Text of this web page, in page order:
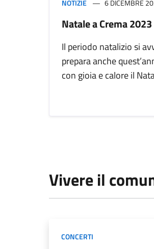
NOTIZIE 6 DICEMBRE
Natale a Crema 2023
Il periodo natalizio si
prepara anche
con gioia e calore il
Vivere il
CONCERTI